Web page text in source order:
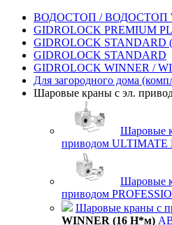
ВОДОСТОП / ВОДОСТОП
GIDROLOCK PREMIUM
GIDROLOCK STANDARD
GIDROLOCK STANDARD
GIDROLOCK WINNER /
Для загородного дома
Шаровые краны с эл.
приводом ULTIMATE
приводом
Шаровые краны с
WINNER (16 Н*м)